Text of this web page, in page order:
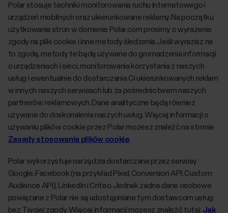
Polar stosuje techniki monitorowania ruchu internetowego i
urządzeń mobilnych oraz ukierunkowane reklamy. Na początku
użytkowania stron w domenie Polar.com prosimy o wyrażenie
zgody na pliki cookie i inne metody śledzenia. Jeśli wyrazisz na
to zgodę, metody te będą używane do gromadzenia informacji
o urządzeniach i sieci, monitorowania korzystania z naszych
usług i ewentualnie do dostarczania Ci ukierunkowanych reklam
w innych naszych serwisach lub za pośrednictwem naszych
partnerów reklamowych. Dane analityczne będą również
używane do doskonalenia naszych usług. Więcej informacji o
używaniu plików cookie przez Polar możesz znaleźć na stronie
Zasady stosowania plików cookie.
Polar wykorzystuje narzędzia dostarczane przez serwisy
Google, Facebook (na przykład Pixel, Conversion API, Custom
Audience API), LinkedIn i Criteo. Jednak żadne dane osobowe
powiązane z Polar nie są udostępniane tym dostawcom usług
bez Twojej zgody. Więcej informacji możesz znaleźć tutaj: Jak